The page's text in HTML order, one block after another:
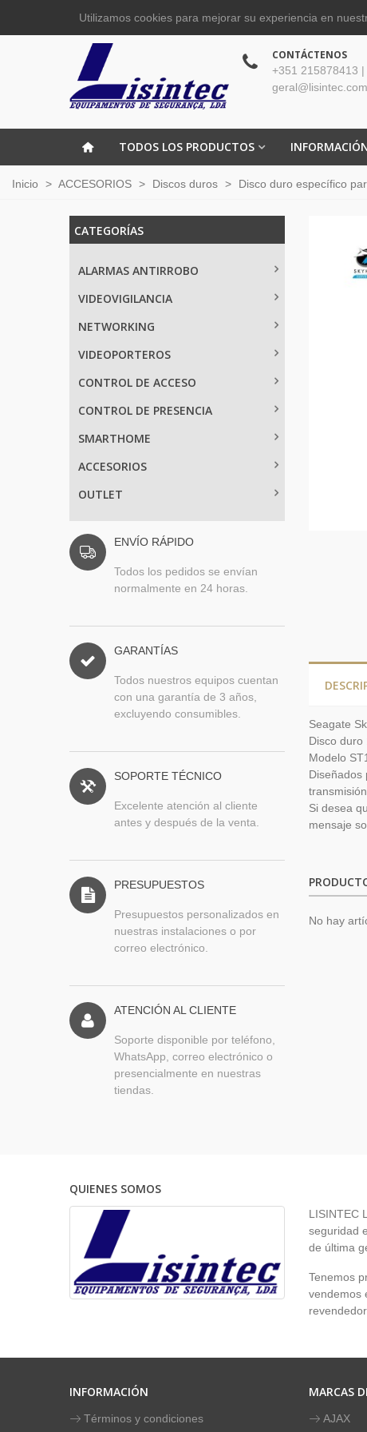
CONTÁCTENOS
+351 215878413
geral@lisintec.com
TODOS LOS PRODUCTOS
Inicio > ACCESORIOS > Discos duros > Disco duro específico
CATEGORÍAS
ALARMAS ANTIRROBO
VIDEOVIGILANCIA
NETWORKING
VIDEOPORTEROS
CONTROL DE ACCESO
CONTROL DE PRESENCIA
SMARTHOME
ACCESORIOS
OUTLET
ENVÍO RÁPIDO
Todos los pedidos se envían
normalmente en 24 horas.
GARANTÍAS
Todos nuestros equipos cuentan
con una garantía de 3 años,
excluyendo consumibles.
SOPORTE TÉCNICO
Excelente atención al cliente
antes y después de la venta.
PRESUPUESTOS
Presupuestos personalizados en
nuestras instalaciones o por
correo electrónico.
ATENCIÓN AL CLIENTE
Soporte disponible por teléfono,
WhatsApp, correo electrónico o
presencialmente en nuestras
tiendas.
Seagate
Disco duro
Modelo
Diseñados
Si desea
mensaje
No hay
QUIENES SOMOS
LISINTEC
seguridad
de última
Tenemos
vendemos
INFORMACIÓN
Términos y condiciones
MARCAS
AJAX
Utilizamos cookies para mejorar su experiencia en